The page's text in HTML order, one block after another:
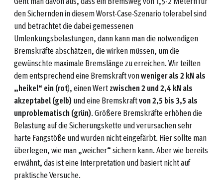
den Sichernden in diesem Worst-Case-Szenario tolerabel sind
und betrachtet die dabei gemessenen
Umlenkungsbelastungen, dann kann man die notwendigen
Bremskräfte abschätzen, die wirken müssen, um die
gewünschte maximale Bremslänge zu erreichen. Wir teilten
dem entsprechend eine Bremskraft vonweniger als 2 kN als
„heikel“ ein (rot), einen Wertzwischen 2 und 2,4 kN als
akzeptabel (gelb) und eine Bremskraftvon 2,5 bis 3,5 als
unproblematisch (grün). Größere Bremskräfte erhöhen die
Belastung auf die Sicherungskette und verursachen sehr
harte Fangstöße und wurden nicht eingefärbt. Hier sollte man
überlegen, wie man „weicher“ sichern kann. Aber wie bereits
erwähnt, das ist eine Interpretation und basiert nicht auf
praktische Versuche.